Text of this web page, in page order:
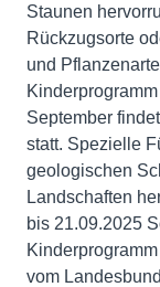
Staunen
Rückzugsorte
und
September
statt. Spezielle
geologischen
Landschaften
bis 21.09.2025
vom